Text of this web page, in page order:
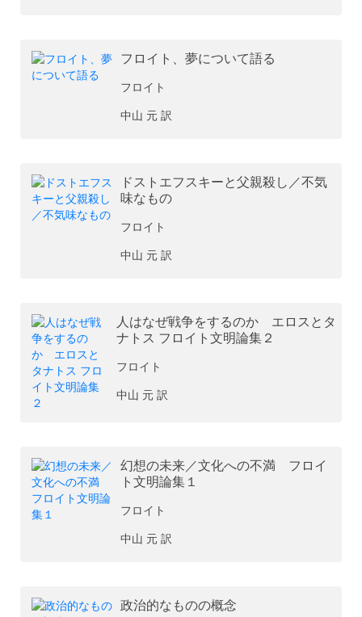
フロイト、夢について語る
フロイト
中山 元 訳
ドストエフスキーと父親殺し／不気
味なもの
フロイト
中山 元 訳
人はなぜ戦争をするのか エロスとタ
ナトス フロイト文明論集２
フロイト
中山 元 訳
幻想の未来／文化への不満 フロイ
ト文明論集１
フロイト
中山 元 訳
政治的なものの概念